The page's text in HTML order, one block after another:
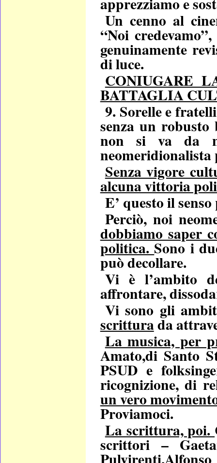
Un cenno al
“Noi
genuinamente
di luce.
CONIUGARE
BATTAGLIA
9. Sorelle e
senza un robusto
non si va da
neomeridionalista
Senza vigore
alcuna vittoria
E’ questo il
Perciò, noi
dobbiamo saper
politica.Sono i
può decollare.
Vi è l’ambito
affrontare,
Vi sono gli
scritturada
La musica, per
Amato,di Santo
PSUD e
ricognizione, di
un vero
Proviamoci.
La scrittura, poi.
scrittori –